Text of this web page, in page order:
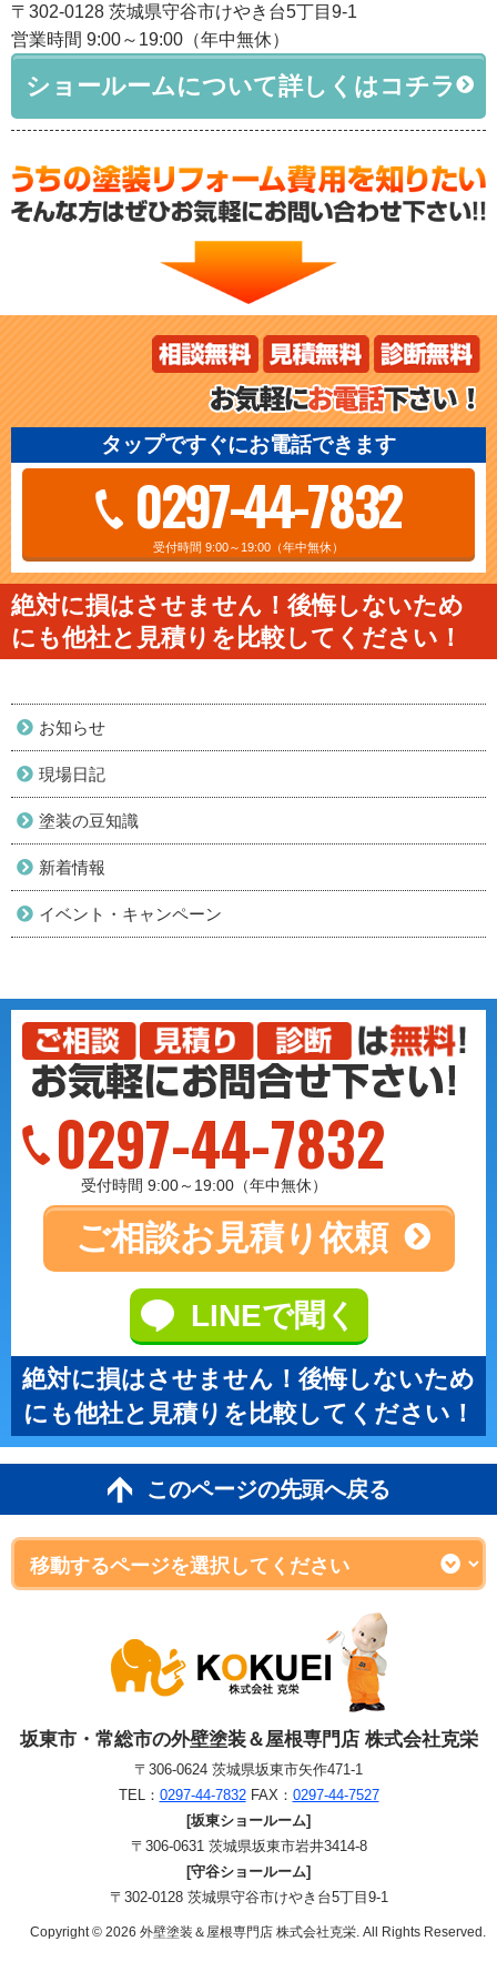
〒302-0128 茨城県守谷市けやき台5丁目9-1
営業時間 9:00～19:00（年中無休）
ショールームについて詳しくはコチラ
タップですぐにお電話できます
0297-44-7832
受付時間 9:00～19:00（年中無休）
絶対に損はさせません！後悔しないため
にも他社と見積りを比較してください！
お知らせ
現場日記
塗装の豆知識
新着情報
イベント・キャンペーン
0297-44-7832
受付時間 9:00～19:00（年中無休）
ご相談お見積り依頼
LINEで聞く
絶対に損はさせません！後悔しないため
にも他社と見積りを比較してください！
このページの先頭へ戻る
坂東市・常総市の外壁塗装＆屋根専門店 株式会社克栄
〒306-0624 茨城県坂東市矢作471-1
TEL： 0297-44-7832FAX： 0297-44-7527
[坂東ショールーム]
〒306-0631 茨城県坂東市岩井3414-8
[守谷ショールーム]
〒302-0128 茨城県守谷市けやき台5丁目9-1
Copyright © 2026 外壁塗装＆屋根専門店 株式会社克栄. All Rights Reserved.